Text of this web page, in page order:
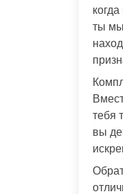
ты
тебя
вы